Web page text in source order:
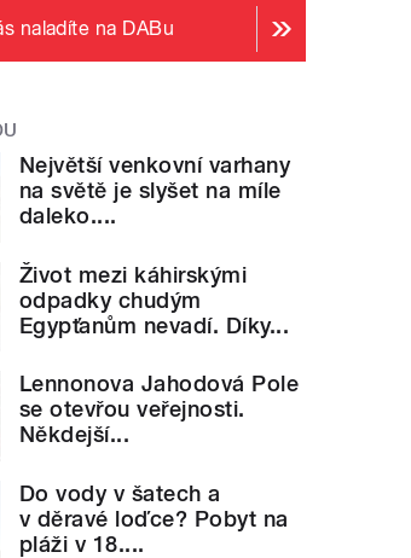
naladíte na DABu
Největší venkovní varhany
na světě je slyšet na míle
daleko....
Život mezi káhirskými
odpadky chudým
Egypťanům nevadí. Díky...
Lennonova Jahodová Pole
se otevřou veřejnosti.
Někdejší...
Do vody v šatech a
v děravé loďce? Pobyt na
pláži v 18....